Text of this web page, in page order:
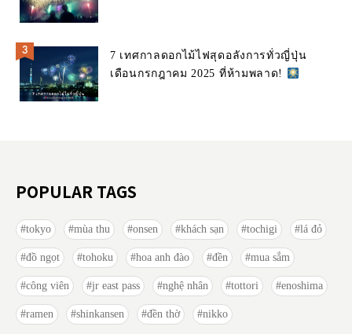
7 เทศกาลดอกไม้ไฟสุดอลังการทั่วญี่ปุ่น
เดือนกรกฎาคม 2025 ที่ห้ามพลาด!
POPULAR TAGS
tokyo mùa thu onsen khách sạn tochigi lá đỏ
đồ ngọt tohoku hoa anh đào đền mua sắm
công viên jr east pass nghệ nhân tottori enoshima
ramen shinkansen đền thờ nikko